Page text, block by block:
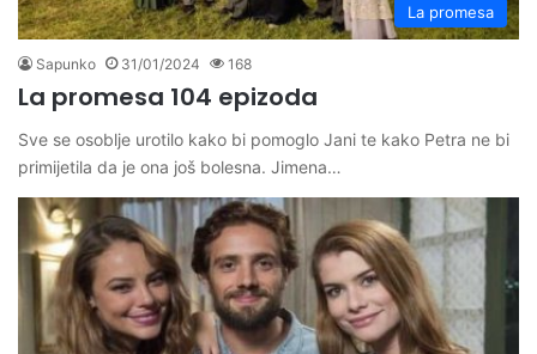
La promesa
Sapunko 31/01/2024 168
La promesa 104 epizoda
Sve se osoblje urotilo kako bi pomoglo Jani te kako Petra ne bi
primijetila da je ona još bolesna. Jimena…